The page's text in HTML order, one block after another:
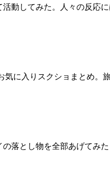
動してみた。人々の反応
気に入りスクショまとめ
落とし物を全部あげてみ